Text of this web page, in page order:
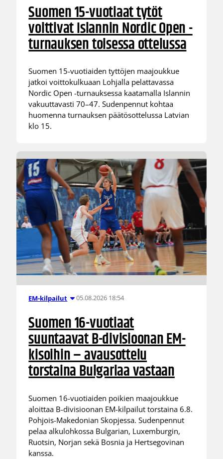
Suomen 15-vuotiaat tytöt
voittivat Islannin Nordic Open -
turnauksen toisessa ottelussa
Suomen 15-vuotiaiden tyttöjen maajoukkue
jatkoi voittokulkuaan Lohjalla pelattavassa
Nordic Open -turnauksessa kaatamalla Islannin
vakuuttavasti 70–47. Sudenpennut kohtaa
huomenna turnauksen päätösottelussa Latvian
klo 15.
EM-kilpailut 05.08.2026 18:54
Suomen 16-vuotiaat
suuntaavat B-divisioonan EM-
kisoihin – avausottelu
torstaina Bulgariaa vastaan
Suomen 16-vuotiaiden poikien maajoukkue
aloittaa B-divisioonan EM-kilpailut torstaina 6.8.
Pohjois-Makedonian Skopjessa. Sudenpennut
pelaa alkulohkossa Bulgarian, Luxemburgin,
Ruotsin, Norjan sekä Bosnia ja Hertsegovinan
kanssa.